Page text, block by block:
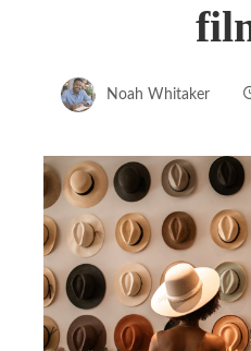
Noah Whitaker